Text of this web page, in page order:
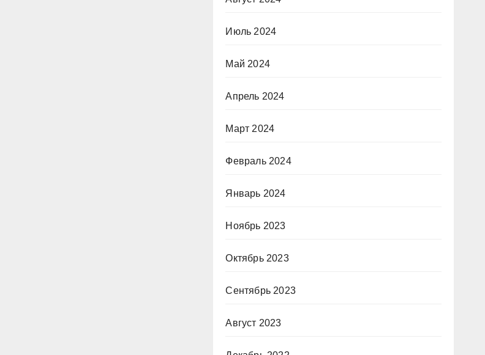
Июль 2024
Май 2024
Апрель 2024
Март 2024
Февраль 2024
Январь 2024
Ноябрь 2023
Октябрь 2023
Сентябрь 2023
Август 2023